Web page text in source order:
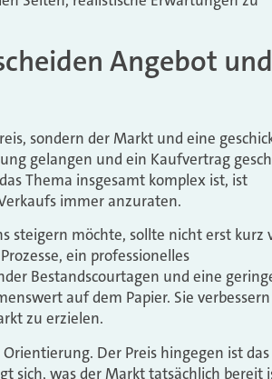
Angebot und
sondern der Markt und eine
gelangen und ein Kaufvertrag
Thema insgesamt komplex ist, ist
immer anzuraten.
steigern möchte, sollte nicht erst kurz
ein professionelles
Bestandscourtagen und eine
auf dem Papier. Sie
zu erzielen.
Der Preis hingegen ist das
sich, was der Markt tatsächlich bereit